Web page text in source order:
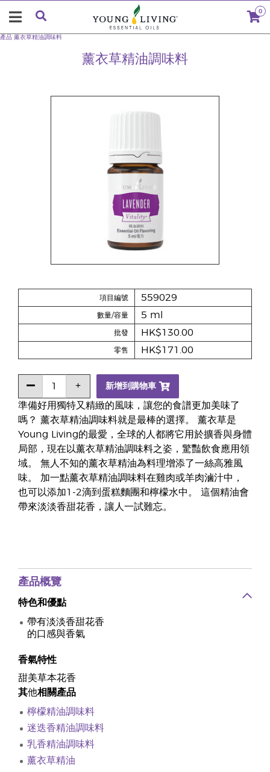
0
薰衣草精油調味料
產品 薰衣草精油調味料
準備好用獨特又精緻的風味，讓您的食譜更加美味了
嗎？ 薰衣草精油調味料就是最棒的選擇。 薰衣草是
Young Living的最愛，全球的人都將它用於擴香與身體
局部，現在以薰衣草精油調味料之姿，驚豔飲食應用領
域。 無人不知的薰衣草精油為料理增添了一絲高雅風
味。 加一點薰衣草精油調味料在雞肉或羊肉滷汁中，
也可以添加1-2滴到蛋糕麵團和檸檬水中。 這個精油會
帶來淡淡香甜花香，讓人一試難忘。
項目編號 559029
數量/容量 5 ml
批發 HK$130.00
零售 HK$171.00
新增到購物車
產品概覽
特色和優點
帶有淡淡香甜花香
的口感與香氣
香氣特性
甜美草本花香
其他相關產品
檸檬精油調味料
迷迭香精油調味料
乳香精油調味料
薰衣草精油